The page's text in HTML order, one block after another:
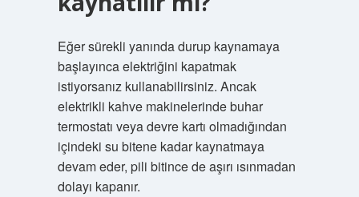
Eğer sürekli yanında durup kaynamaya
başlayınca elektriğini kapatmak
istiyorsanız kullanabilirsiniz. Ancak
elektrikli kahve makinelerinde buhar
termostatı veya devre kartı olmadığından
içindeki su bitene kadar kaynatmaya
devam eder, pili bitince de aşırı ısınmadan
dolayı kapanır.